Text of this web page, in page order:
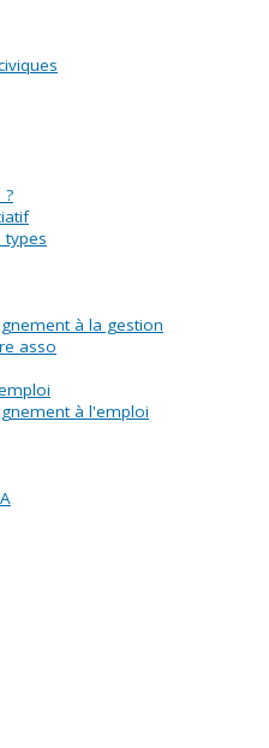
?
types
à la gestion
asso
à l'emploi